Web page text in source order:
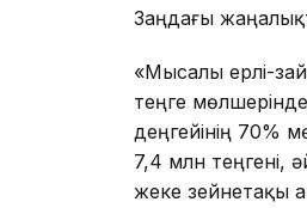
Заңдағы
«Мысалы ерлі-
теңге
деңгейінің 70%
7,4 млн теңгені,
жеке зейнетақы